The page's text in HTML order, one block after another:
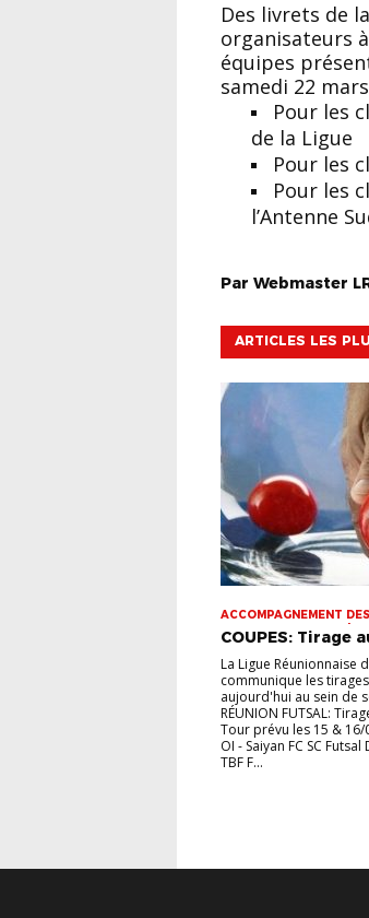
Des livrets de la Rentrée du Foot U11 sont à récupérer par les clubs
organisateurs
équipes
samedi 22
Pour les
de la Ligue
Pour les
Pour les
l’Antenne
Par Webmaster
ARTICLES LES
ACCOMPAGNEMENT
DOMINIQUE SAUGER |
FUTSAL | INFOS-LIGUE |
VIE DES CLUBS
COUPES: Tirage
La Ligue Réunionnaise
communique les
aujourd'hui au sein de
RÉUNION FUTSAL:
Tour prévu les 15 & 16/
OI - Saiyan FC SC
TBF F...